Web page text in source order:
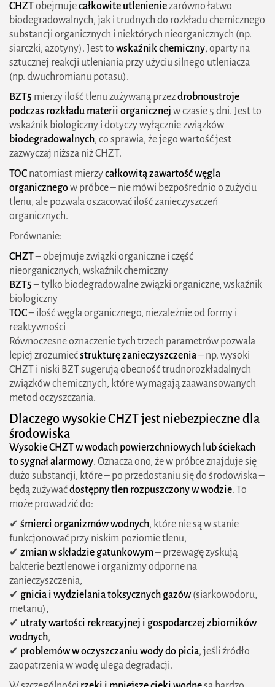
CHZTobejmujecałkowite utlenieniezarówno łatwo
biodegradowalnych, jak i trudnych do rozkładu chemicznego
substancji organicznych i niektórych nieorganicznych (np.
siarczki, azotyny). Jest to wskaźnik chemiczny, oparty na
sztucznej reakcji utleniania przy użyciu silnego utleniacza
(np. dwuchromianu potasu).
BZT5 mierzy ilość tlenu zużywaną przezdrobnoustroje
podczas rozkładu materii organicznej w czasie 5 dni. Jest to
wskaźnik biologiczny i dotyczy wyłącznie związków
biodegradowalnych, co sprawia, że jego wartość jest
zazwyczaj niższa niż CHZT.
TOC natomiast mierzycałkowitą zawartość węgla
organicznegow próbce – nie mówi bezpośrednio o zużyciu
tlenu, ale pozwala oszacować ilość zanieczyszczeń
organicznych.
Porównanie:
CHZT– obejmuje związki organiczne i część
nieorganicznych, wskaźnik chemiczny
BZT5– tylko biodegradowalne związki organiczne, wskaźnik
biologiczny
TOC– ilość węgla organicznego, niezależnie od formy i
reaktywności
Równoczesne oznaczenie tych trzech parametrów pozwala
lepiej zrozumiećstrukturę zanieczyszczenia– np. wysoki
CHZT i niski BZT sugerują obecność trudnorozkładalnych
związków chemicznych, które wymagają zaawansowanych
metod oczyszczania.
Dlaczego wysokie CHZT jest niebezpieczne dla
środowiska
Wysokie CHZT w wodach powierzchniowych lub ściekach
to sygnał alarmowy. Oznacza ono, że w próbce znajduje się
dużo substancji, które – po przedostaniu się do środowiska –
będą zużywaćdostępny tlen rozpuszczony w wodzie. To
może prowadzić do:
✔ śmierci organizmów wodnych, które nie są w stanie
funkcjonować przy niskim poziomie tlenu,
✔ zmian w składzie gatunkowym– przewagę zyskują
bakterie beztlenowe i organizmy odporne na
zanieczyszczenia,
✔ gnicia i wydzielania toksycznych gazów (siarkowodoru,
metanu),
✔ utraty wartości rekreacyjnej i gospodarczej zbiorników
wodnych,
✔ problemów w oczyszczaniu wody do picia, jeśli źródło
zaopatrzenia w wodę ulega degradacji.